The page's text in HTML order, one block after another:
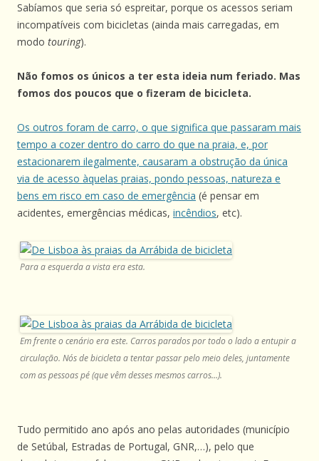
Sabíamos que seria só espreitar, porque os acessos seriam
incompatíveis com bicicletas (ainda mais carregadas, em
modo touring).
Não fomos os únicos a ter esta ideia num feriado. Mas
fomos dos poucos que o fizeram de bicicleta.
Os outros foram de carro, o que significa que passaram mais
tempo a cozer dentro do carro do que na praia, e, por
estacionarem ilegalmente, causaram a obstrução da única
via de acesso àquelas praias, pondo pessoas, natureza e
bens em risco em caso de emergência (é pensar em
acidentes, emergências médicas, incêndios, etc).
Para a esquerda a vista era esta.
Em frente o cenário era este. Carros parados por todo o lado a entupir a
circulação. Nós de bicicleta a tentar passar pelo meio deles, juntamente
com as pessoas pé (que vêm desses mesmos carros…).
Tudo permitido ano após ano pelas autoridades (município
de Setúbal, Estradas de Portugal, GNR,…), pelo que